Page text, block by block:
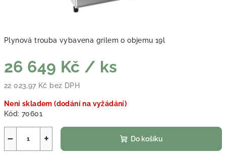
Plynová trouba vybavena grilem o objemu 19l
26 649 Kč / ks
22 023,97 Kč bez DPH
Není skladem (dodání na vyžádání)
Kód: 70601
+
− Do košíku